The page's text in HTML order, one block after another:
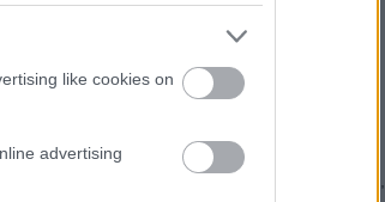
like cookies on
advertising
földalatti és földfeletti,
– Vacsiköz egy